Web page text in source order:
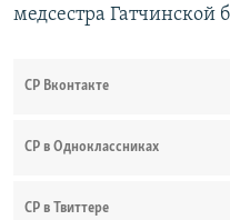
медсестра Гатчинской
СР Вконтакте
СР в Одноклассниках
СР в Твиттере